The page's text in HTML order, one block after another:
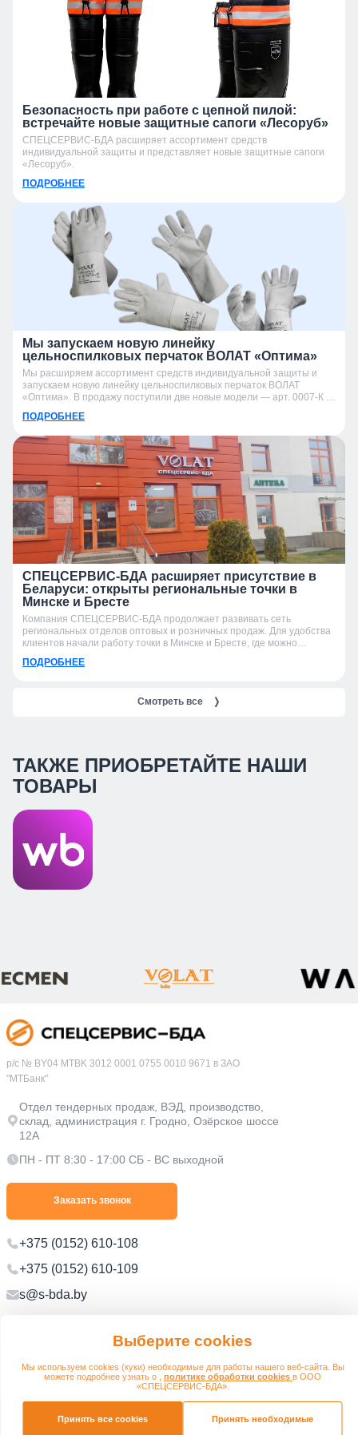
Выберите cookies
Мы используем cookies (куки) необходимые для работы нашего веб-сайта. Вы
можете подробнее узнать о , политике обработки cookies в ООО
«СПЕЦСЕРВИС-БДА».
Принять все cookies Принять необходимые
Безопасность при работе с цепной пилой:
встречайте новые защитные сапоги «Лесоруб»
СПЕЦСЕРВИС-БДА расширяет ассортимент средств
индивидуальной защиты и представляет новые защитные сапоги
«Лесоруб».
ПОДРОБНЕЕ
Мы запускаем новую линейку
цельноспилковых перчаток ВОЛАТ «Оптима»
Мы расширяем ассортимент средств индивидуальной защиты и
запускаем новую линейку цельноспилковых перчаток ВОЛАТ
«Оптима». В продажу поступили две новые модели — арт. 0007-К и
ПОДРОБНЕЕ
СПЕЦСЕРВИС-БДА расширяет присутствие в
Беларуси: открыты региональные точки в
Минске и Бресте
Компания СПЕЦСЕРВИС-БДА продолжает развивать сеть
региональных отделов оптовых и розничных продаж. Для удобства
клиентов начали работу точки в Минске и Бресте, где можно
ПОДРОБНЕЕ
Смотреть все ❭
ТАКЖЕ ПРИОБРЕТАЙТЕ НАШИ
ТОВАРЫ
р/с № BY04 MTBK 3012 0001 0755 0010 9671 в ЗАО
"МТБанк"
Отдел тендерных продаж, ВЭД, производство,
склад, администрация г. Гродно, Озёрское шоссе
12А
ПН - ПТ 8:30 - 17:00 СБ - ВС выходной
Заказать звонок
+375 (0152) 610-108
+375 (0152) 610-109
s@s-bda.by
Политика в отношении обработки персональных данных
Политика в отношении обработки файлов cookie
© 2012 - 2026 s-bda.by Разработано: